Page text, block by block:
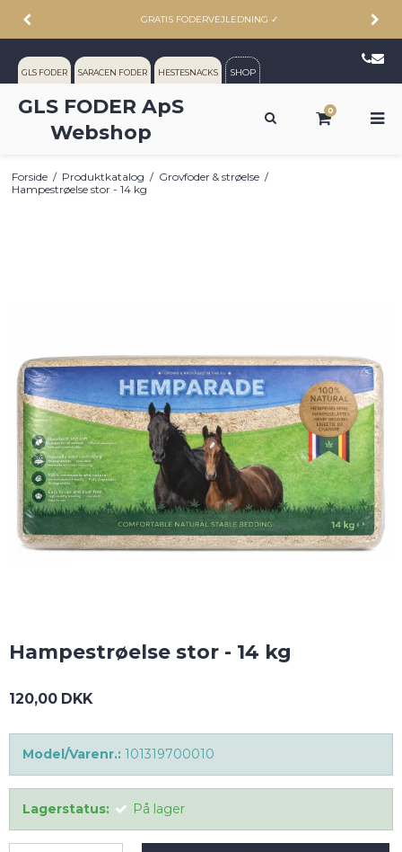
GRATIS FODERVEJLEDNING ✓
GLS FODER SARACEN FODER HESTESNACKS SHOP
GLS FODER ApS
Webshop
0
Forside / Produktkatalog / Grovfoder & strøelse /
Hampestrøelse stor - 14 kg
Hampestrøelse stor - 14 kg
120,00 DKK
Model/Varenr.: 101319700010
Lagerstatus: På lager